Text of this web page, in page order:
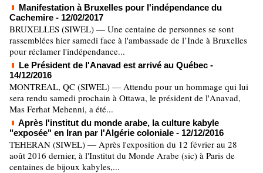
Manifestation à Bruxelles pour l'indépendance du
Cachemire - 12/02/2017
BRUXELLES (SIWEL) — Une centaine de personnes se sont
rassemblées hier samedi face à l'ambassade de l’Inde à Bruxelles
pour réclamer l'indépendance...
Le Président de l'Anavad est arrivé au Québec -
14/12/2016
MONTREAL, QC (SIWEL) — Attendu pour un hommage qui lui
sera rendu samedi prochain à Ottawa, le président de l'Anavad,
Mas Ferhat Mehenni, a été...
Après l'institut du monde arabe, la culture kabyle
"exposée" en Iran par l'Algérie coloniale - 12/12/2016
TEHERAN (SIWEL) — Après l'exposition du 12 février au 28
août 2016 dernier, à l'Institut du Monde Arabe (sic) à Paris de
centaines de bijoux kabyles,...